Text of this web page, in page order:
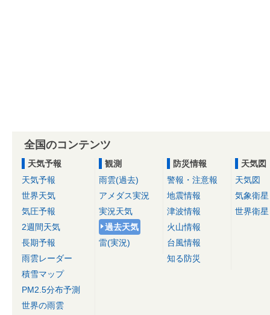
全国のコンテンツ
天気予報
天気予報
世界天気
気圧予報
2週間天気
長期予報
雨雲レーダー
積雪マップ
PM2.5分布予測
世界の雨雲
観測
雨雲(過去)
アメダス実況
実況天気
過去天気
雷(実況)
防災情報
警報・注意報
地震情報
津波情報
火山情報
台風情報
知る防災
天気図
天気図
気象衛星
世界衛星